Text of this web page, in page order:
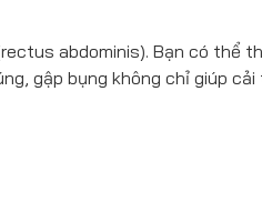
abdominis). Bạn có thể
gập bụng không chỉ giúp cải